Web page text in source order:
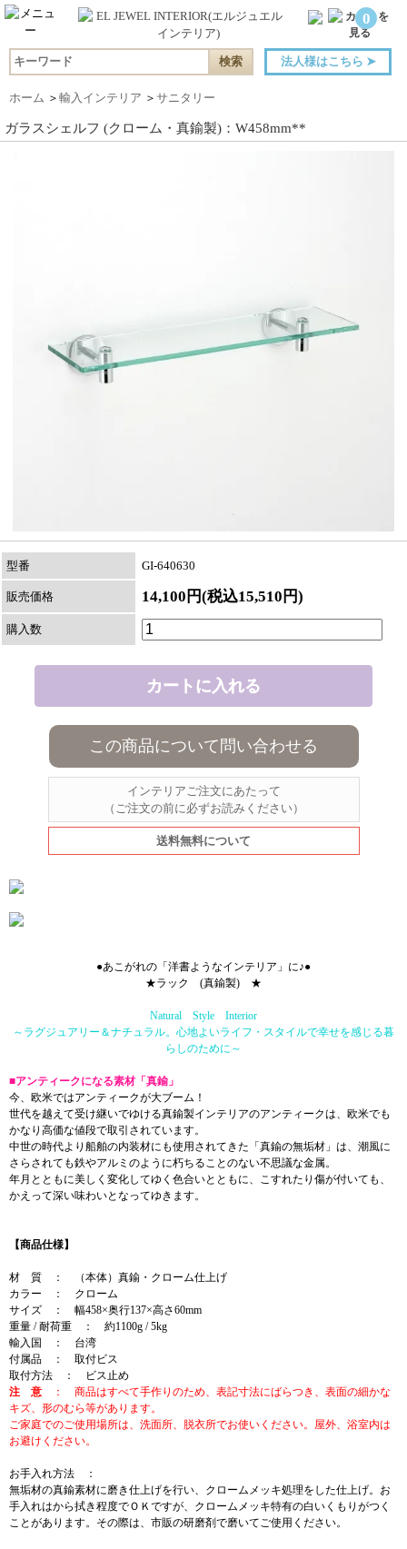
0
法人様はこちら ➤
ホーム ＞ 輸入インテリア ＞ サニタリー
ガラスシェルフ (クローム・真鍮製)：W458mm**
型番 GI-640630
販売価格 14,100円(税込15,510円)
購入数
この商品について問い合わせる
インテリアご注文にあたって
（ご注文の前に必ずお読みください）
送料無料について
●あこがれの「洋書ようなインテリア」に♪●
★ラック (真鍮製) ★
Natural Style Interior
～ラグジュアリー＆ナチュラル。心地よいライフ・スタイルで幸せを感じる暮
らしのために～
■アンティークになる素材「真鍮」
今、欧米ではアンティークが大ブーム！
世代を越えて受け継いでゆける真鍮製インテリアのアンティークは、欧米でも
かなり高価な値段で取引されています。
中世の時代より船舶の内装材にも使用されてきた「真鍮の無垢材」は、潮風に
さらされても鉄やアルミのように朽ちることのない不思議な金属。
年月とともに美しく変化してゆく色合いとともに、こすれたり傷が付いても、
かえって深い味わいとなってゆきます。
【商品仕様】
材 質 ： （本体）真鍮・クローム仕上げ
カラー ： クローム
サイズ ： 幅458×奥行137×高さ60mm
重量 / 耐荷重 ： 約1100g / 5kg
輸入国 ： 台湾
付属品 ： 取付ビス
取付方法 ： ビス止め
注 意 ： 商品はすべて手作りのため、表記寸法にばらつき、表面の細かな
キズ、形のむら等があります。
ご家庭でのご使用場所は、洗面所、脱衣所でお使いください。屋外、浴室内は
お避けください。
お手入れ方法 ：
無垢材の真鍮素材に磨き仕上げを行い、クロームメッキ処理をした仕上げ。お
手入れはから拭き程度でＯＫですが、クロームメッキ特有の白いくもりがつく
ことがあります。その際は、市販の研磨剤で磨いてご使用ください。